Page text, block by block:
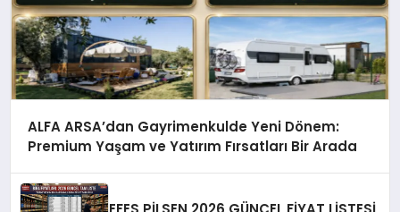
ALFA ARSA’dan Gayrimenkulde Yeni Dönem:
Premium Yaşam ve Yatırım Fırsatları Bir Arada